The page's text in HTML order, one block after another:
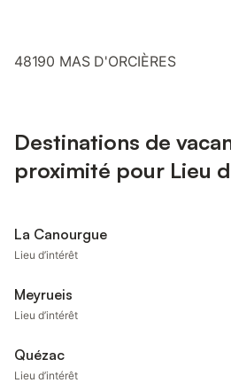
48190 MAS D'ORCIÈRES
Destinations de
proximité pour Lieu
La Canourgue
Lieu d’intérêt
Meyrueis
Lieu d’intérêt
Quézac
Lieu d’intérêt